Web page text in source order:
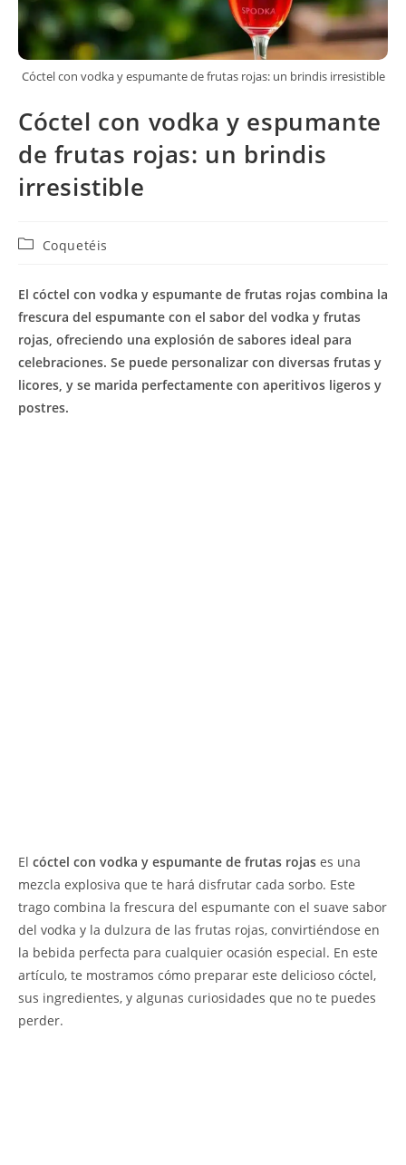
Cóctel con vodka y espumante de frutas rojas: un brindis irresistible
Cóctel con vodka y espumante
de frutas rojas: un brindis
irresistible
Categoría
entrada:
Coquetéis
El cóctel con vodka y espumante de frutas rojas combina la
frescura del espumante con el sabor del vodka y frutas
rojas, ofreciendo una explosión de sabores ideal para
celebraciones. Se puede personalizar con diversas frutas y
licores, y se marida perfectamente con aperitivos ligeros y
postres.
El cóctel con vodka y espumante de frutas rojas es una
mezcla explosiva que te hará disfrutar cada sorbo. Este
trago combina la frescura del espumante con el suave sabor
del vodka y la dulzura de las frutas rojas, convirtiéndose en
la bebida perfecta para cualquier ocasión especial. En este
artículo, te mostramos cómo preparar este delicioso cóctel,
sus ingredientes, y algunas curiosidades que no te puedes
perder.